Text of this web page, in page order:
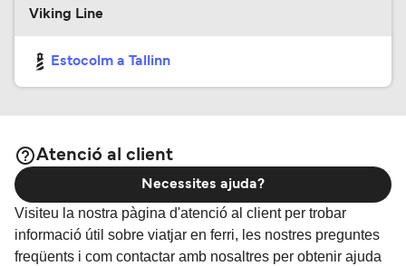
Viking Line
Estocolm a Tallinn
Atenció al client
Visiteu la nostra pàgina d'atenció al client per trobar
informació útil sobre viatjar en ferri, les nostres preguntes
freqüents i com contactar amb nosaltres per obtenir ajuda
Necessites ajuda?